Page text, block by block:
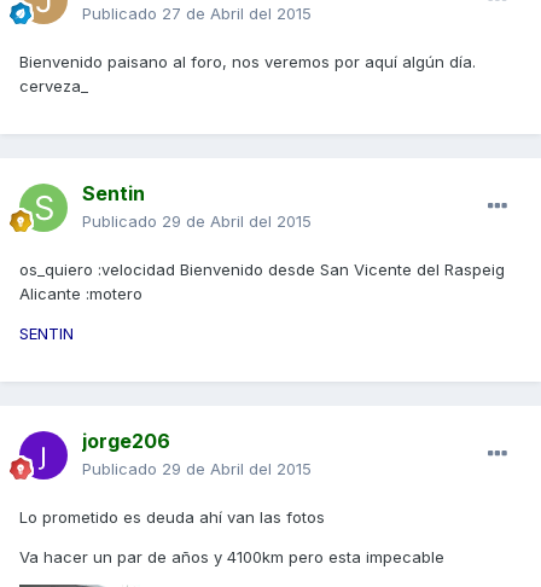
Publicado 27 de Abril del 2015
Bienvenido paisano al foro, nos veremos por aquí algún día.
cerveza_
Sentin
Publicado 29 de Abril del 2015
os_quiero :velocidad Bienvenido desde San Vicente del Raspeig
Alicante :motero
SENTIN
jorge206
Publicado 29 de Abril del 2015
Lo prometido es deuda ahí van las fotos
Va hacer un par de años y 4100km pero esta impecable